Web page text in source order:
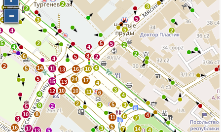
16
5
4 4
4
6
2
3
6
4
2
5
5
5 9
4 12 10
8
10
3
17 13
5
3 5
2
2
10 11
24 17
6
4
3
11
5 3
3
4
4
10
2
8
4
5
5
16
13
13
15
11
4
14
2
5
5
5
2
2
2
3
2
4
14
7
6
7
4